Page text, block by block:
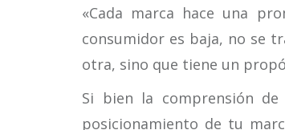
«Cada marca hace una
consumidor es baja, no se
otra, sino que tiene un
Si bien la comprensión
posicionamiento de tu